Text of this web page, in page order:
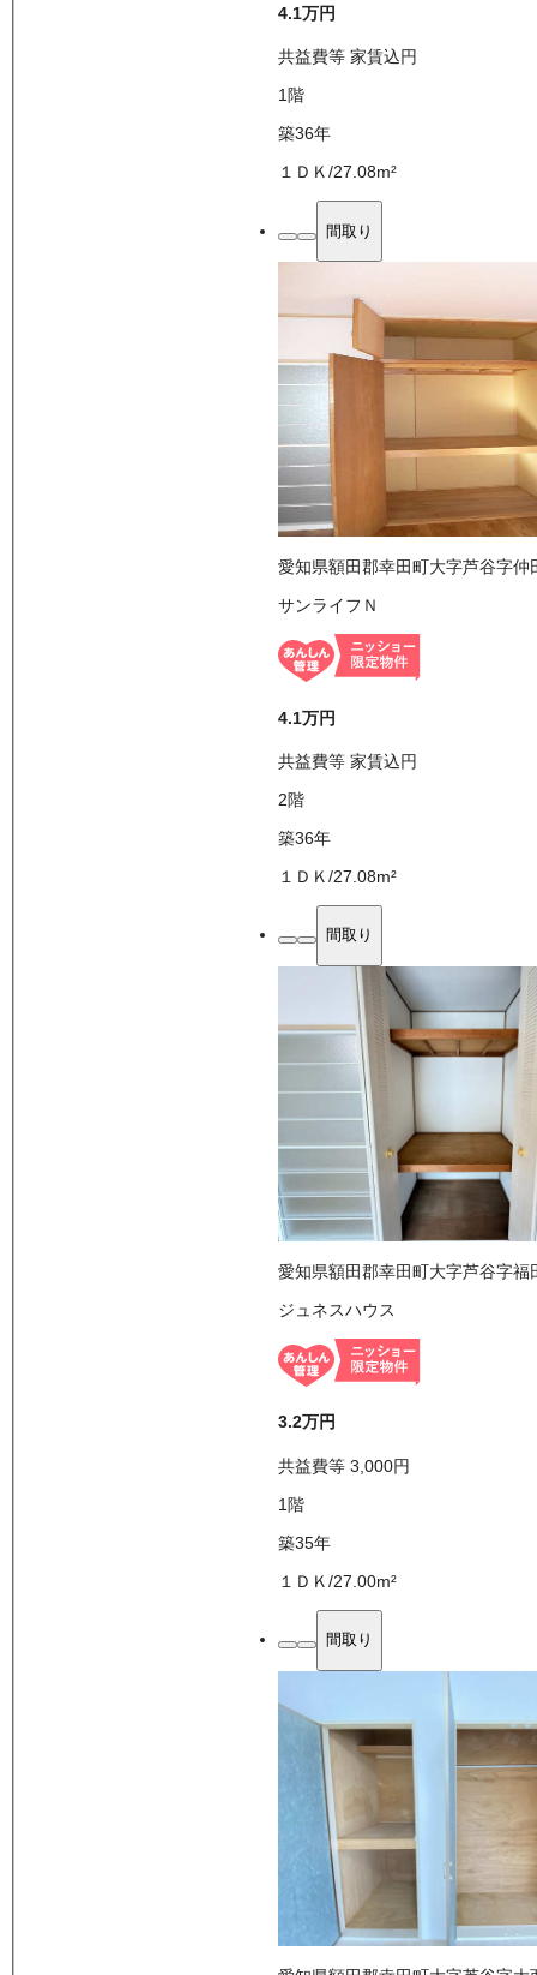
4.1万円
共益費等 家賃込円
1階
築36年
１ＤＫ/27.08m²
間取り
愛知県額田郡幸田町大字芦谷字仲
サンライフＮ
4.1万円
共益費等 家賃込円
2階
築36年
１ＤＫ /27.08m²
間取り
愛知県額田郡幸田町大字芦谷字福
ジュネスハウス
3.2万円
共益費等 3,000円
1 階
築35年
１ＤＫ /27.00m²
間取り